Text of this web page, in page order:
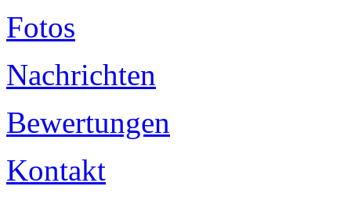
Fotos
Nachrichten
Bewertungen
Kontakt